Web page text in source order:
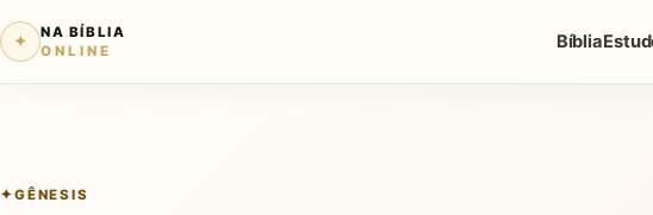
✦
NA BÍBLIA
ONLINE
Bíblia
GÊNESIS